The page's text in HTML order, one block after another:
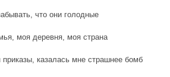
что они голодные
моя деревня, моя страна
казалась мне страшнее бомб